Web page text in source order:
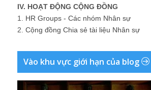
IV. HOẠT ĐỘNG CỘNG ĐỒNG
1. HR Groups - Các nhóm Nhân sự
2. Cộng đồng Chia sẻ tài liệu Nhân sự
Vào khu vực giới hạn của blog